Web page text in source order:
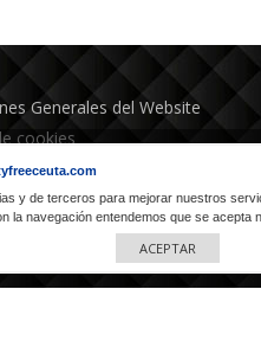
Generales del Website
cookies
Precio Mínimo Garantizado
devoluciones
y de terceros para mejorar nuestros
la navegación entendemos que se acepta
ACEPTAR